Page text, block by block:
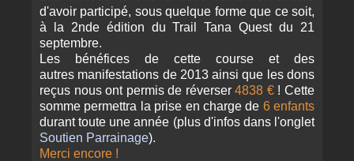
d'avoir participé, sous quelque forme que ce soit,
à la 2nde édition du Trail Tana Quest du 21
septembre.
Les bénéfices de cette course et des
autres manifestations de 2013 ainsi que les dons
reçus nous ont permis de réverser4838 € ! Cette
somme permettra la prise en charge de 6 enfants
durant toute une année (plus d'infos dans l'onglet
Soutien Parrainage).
Merci encore !